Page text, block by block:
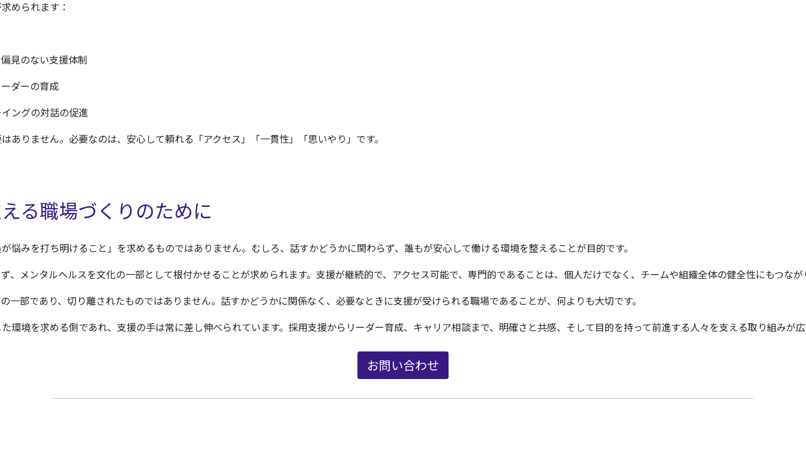
められます：
見のない支援体制
ダーの育成
ングの対話の促進
ありません。必要なのは、安心して頼れる「アクセス」「一貫性」「思いやり」です。
る職場づくりのために
悩みを打ち明けること」を求めるものではありません。むしろ、話すかどうかに関わらず、誰もが安心して働ける環境を整えることが目的です。
、メンタルヘルスを文化の一部として根付かせることが求められます。支援が継続的で、アクセス可能で、専門的であることは、個人だけでなく、チームや組織全体の健全性にもつなが
一部であり、切り離されたものではありません。話すかどうかに関係なく、必要なときに支援が受けられる職場であることが、何よりも大切です。
環境を求める側であれ、支援の手は常に差し伸べられています。採用支援からリーダー育成、キャリア相談まで、明確さと共感、そして目的を持って前進する人々を支える取り組みが
お問い合わせ